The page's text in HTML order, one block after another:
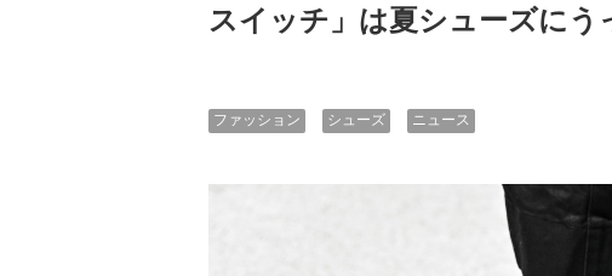
スイッチ」は夏シューズにう
ファッション シューズ ニュース